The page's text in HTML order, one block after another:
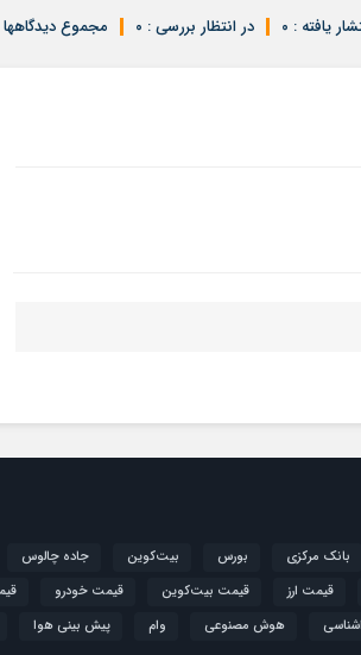
مجموع دیدگاهها در انتظار بررسی : ۰ یافته : ۰
بانک مرکزی بورس بیت‌کوین
جاده چالوس
قیمت ارز قیمت بیت‌کوین قیمت خودرو
هوش مصنوعی وام پیش بینی هوا